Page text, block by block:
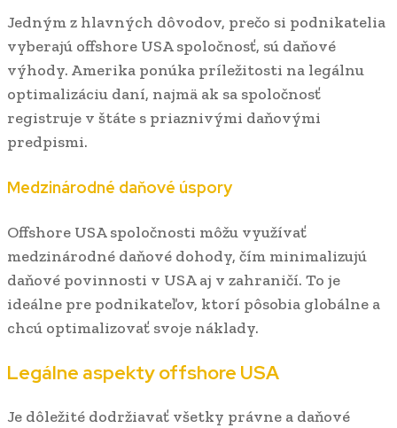
Jedným z hlavných dôvodov, prečo si podnikatelia
vyberajú offshore USA spoločnosť, sú daňové
výhody. Amerika ponúka príležitosti na legálnu
optimalizáciu daní, najmä ak sa spoločnosť
registruje v štáte s priaznivými daňovými
predpismi.
Medzinárodné daňové úspory
Offshore USA spoločnosti môžu využívať
medzinárodné daňové dohody, čím minimalizujú
daňové povinnosti v USA aj v zahraničí. To je
ideálne pre podnikateľov, ktorí pôsobia globálne a
chcú optimalizovať svoje náklady.
Legálne aspekty offshore USA
Je dôležité dodržiavať všetky právne a daňové